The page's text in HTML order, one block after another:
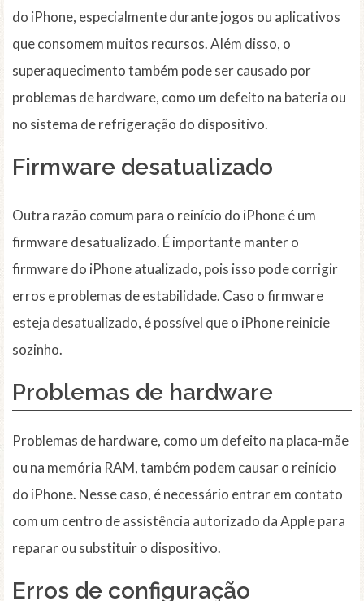
do iPhone, especialmente durante jogos ou aplicativos
que consomem muitos recursos. Além disso, o
superaquecimento também pode ser causado por
problemas de hardware, como um defeito na bateria ou
no sistema de refrigeração do dispositivo.
Firmware desatualizado
Outra razão comum para o reinício do iPhone é um
firmware desatualizado. É importante manter o
firmware do iPhone atualizado, pois isso pode corrigir
erros e problemas de estabilidade. Caso o firmware
esteja desatualizado, é possível que o iPhone reinicie
sozinho.
Problemas de hardware
Problemas de hardware, como um defeito na placa-mãe
ou na memória RAM, também podem causar o reinício
do iPhone. Nesse caso, é necessário entrar em contato
com um centro de assistência autorizado da Apple para
reparar ou substituir o dispositivo.
Erros de configuração